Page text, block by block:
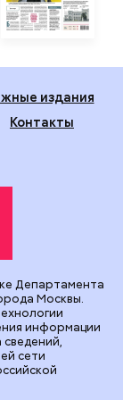
издания
Контакты
Департамента
Москвы.
информации
сети